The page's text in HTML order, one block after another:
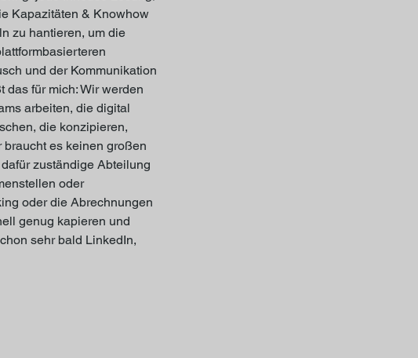
Kapazitäten & Knowhow
zu hantieren, um die
und der Kommunikation
das für mich: Wir werden
arbeiten, die digital
die konzipieren,
es keinen großen
zuständige Abteilung
oder
oder die Abrechnungen
genug kapieren und
sehr bald LinkedIn,